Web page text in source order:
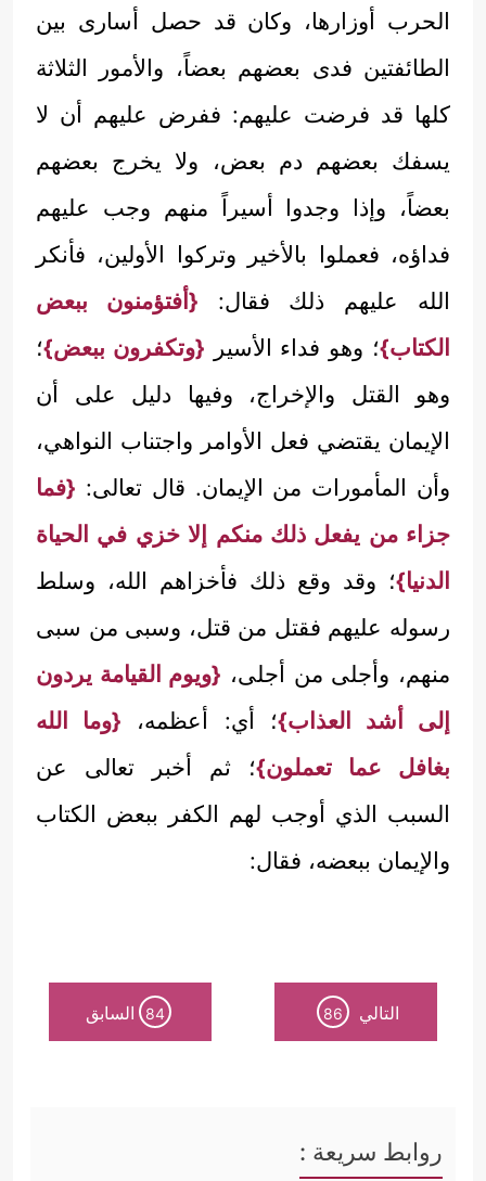
الحرب أوزارها، وكان قد حصل أسارى بين
الطائفتين فدى بعضهم بعضاً، والأمور الثلاثة
كلها قد فرضت عليهم: ففرض عليهم أن لا
يسفك بعضهم دم بعض، ولا يخرج بعضهم
بعضاً، وإذا وجدوا أسيراً منهم وجب عليهم
فداؤه، فعملوا بالأخير وتركوا الأولين، فأنكر
الله عليهم ذلك فقال: {أفتؤمنون ببعض
الكتاب}؛ وهو فداء الأسير {وتكفرون ببعض}؛
وهو القتل والإخراج، وفيها دليل على أن
الإيمان يقتضي فعل الأوامر واجتناب النواهي،
وأن المأمورات من الإيمان. قال تعالى: {فما
جزاء من يفعل ذلك منكم إلا خزي في الحياة
الدنيا}؛ وقد وقع ذلك فأخزاهم الله، وسلط
رسوله عليهم فقتل من قتل، وسبى من سبى
منهم، وأجلى من أجلى، {ويوم القيامة يردون
إلى أشد العذاب}؛ أي: أعظمه، {وما الله
بغافل عما تعملون}؛ ثم أخبر تعالى عن
السبب الذي أوجب لهم الكفر ببعض الكتاب
والإيمان ببعضه، فقال:
التالي 86
84 السابق
روابط سريعة :